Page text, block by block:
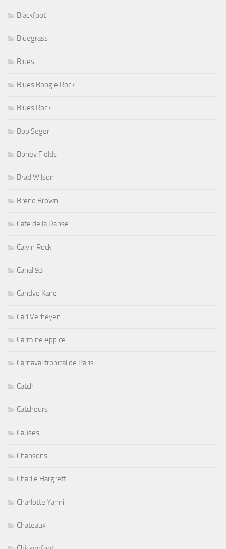
Blackfoot
Bluegrass
Blues
Blues Boogie Rock
Blues Rock
Bob Seger
Boney Fields
Brad Wilson
Breno Brown
Cafe de la Danse
Calvin Rock
Canal 93
Candye Kane
Carl Verheyen
Carmine Appice
Carnaval tropical de Paris
Catch
Catcheurs
Causes
Chansons
Charlie Hargrett
Charlotte Yanni
Chateaux